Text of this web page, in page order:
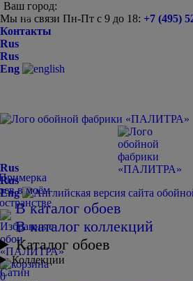
Ваш город:
Мы на связи Пн-Пт с 9 до 18: +7 (495)
Контакты
Rus
Rus
Eng
0
Rus
Rus
Eng
В каталог обоев
В каталог коллекций
Каталог обоев
Коллекции
Сатин
-